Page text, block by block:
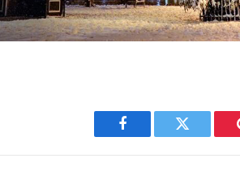
Facebook Twitter